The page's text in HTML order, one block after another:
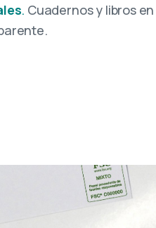
. Cuadernos y libros